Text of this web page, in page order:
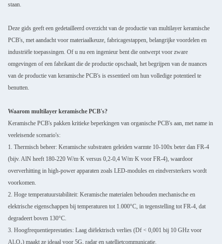
staan.
Deze gids geeft een gedetailleerd overzicht van de productie van multilayer keramische
PCB's, met aandacht voor materiaalkeuze, fabricagestappen, belangrijke voordelen en
industriële toepassingen. Of u nu een ingenieur bent die ontwerpt voor zware
omgevingen of een fabrikant die de productie opschaalt, het begrijpen van de nuances
van de productie van keramische PCB's is essentieel om hun volledige potentieel te
benutten.
Waarom multilayer keramische PCB's?
Keramische PCB's pakken kritieke beperkingen van organische PCB's aan, met name in
veeleisende scenario's:
1. Thermisch beheer: Keramische substraten geleiden warmte 10-100x beter dan FR-4
(bijv. AlN heeft 180-220 W/m·K versus 0,2-0,4 W/m·K voor FR-4), waardoor
oververhitting in high-power apparaten zoals LED-modules en eindversterkers wordt
voorkomen.
2. Hoge temperatuurstabiliteit: Keramische materialen behouden mechanische en
elektrische eigenschappen bij temperaturen tot 1.000°C, in tegenstelling tot FR-4, dat
degradeert boven 130°C.
3. Hoogfrequentieprestaties: Laag diëlektrisch verlies (Df < 0,001 bij 10 GHz voor
Al₂O₃) maakt ze ideaal voor 5G, radar en satellietcommunicatie.